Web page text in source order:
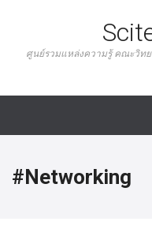
ศูนย์รวมแหล่งความรู้ คณะวิท
#Networking